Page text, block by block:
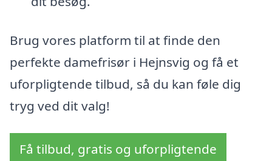
Brug vores platform til at finde den
perfekte damefrisør i Hejnsvig og få et
uforpligtende tilbud, så du kan føle dig
tryg ved dit valg!
Få tilbud, gratis og uforpligtende